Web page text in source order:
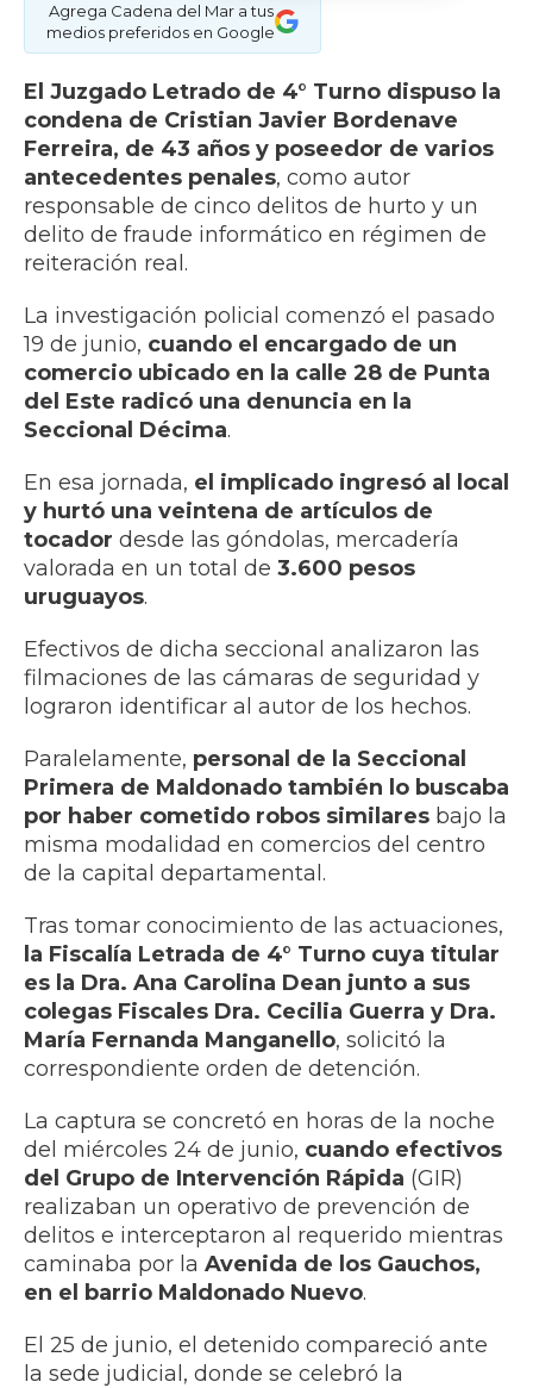
Agrega Cadena del Mar a tus
medios preferidos en Google
El Juzgado Letrado de 4° Turno dispuso la
condena de Cristian Javier Bordenave
Ferreira, de 43 años y poseedor de varios
antecedentes penales, como autor
responsable de cinco delitos de hurto y un
delito de fraude informático en régimen de
reiteración real.
La investigación policial comenzó el pasado
19 de junio, cuando el encargado de un
comercio ubicado en la calle 28 de Punta
del Este radicó una denuncia en la
Seccional Décima.
En esa jornada, el implicado ingresó al local
y hurtó una veintena de artículos de
tocador desde las góndolas, mercadería
valorada en un total de 3.600 pesos
uruguayos.
Efectivos de dicha seccional analizaron las
filmaciones de las cámaras de seguridad y
lograron identificar al autor de los hechos.
Paralelamente, personal de la Seccional
Primera de Maldonado también lo buscaba
por haber cometido robos similares bajo la
misma modalidad en comercios del centro
de la capital departamental.
Tras tomar conocimiento de las actuaciones,
la Fiscalía Letrada de 4° Turno cuya titular
es la Dra. Ana Carolina Dean junto a sus
colegas Fiscales Dra. Cecilia Guerra y Dra.
María Fernanda Manganello, solicitó la
correspondiente orden de detención.
La captura se concretó en horas de la noche
del miércoles 24 de junio, cuando efectivos
del Grupo de Intervención Rápida (GIR)
realizaban un operativo de prevención de
delitos e interceptaron al requerido mientras
caminaba por la Avenida de los Gauchos,
en el barrio Maldonado Nuevo.
El 25 de junio, el detenido compareció ante
la sede judicial, donde se celebró la